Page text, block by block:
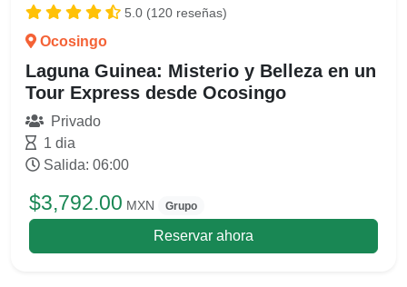
5.0 (120 reseñas)
Ocosingo
Laguna Guinea: Misterio y Belleza en un
Tour Express desde Ocosingo
Privado
1 dia
Salida: 06:00
$3,792.00 MXN Grupo
Reservar ahora